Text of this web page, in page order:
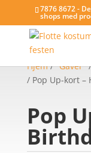
7876 8672 -
shops med
Hjem/"Gaver"
/ Pop Up-kort –
Pop